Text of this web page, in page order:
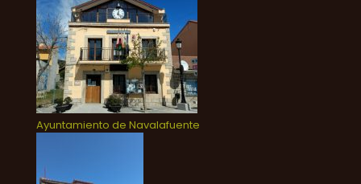
Ayuntamiento de Navalafuente